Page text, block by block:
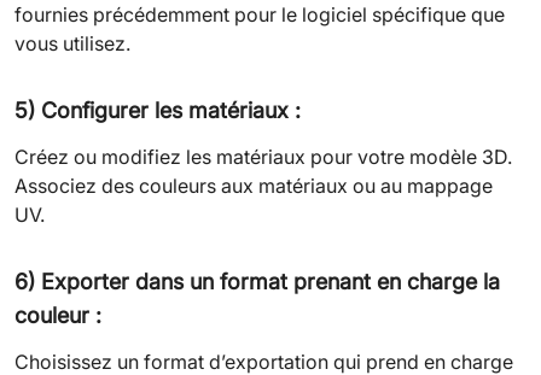
fournies précédemment pour le logiciel spécifique que
vous utilisez.
5) Configurer les matériaux :
Créez ou modifiez les matériaux pour votre modèle 3D.
Associez des couleurs aux matériaux ou au mappage
UV.
6) Exporter dans un format prenant en charge la
couleur :
Choisissez un format d’exportation qui prend en charge